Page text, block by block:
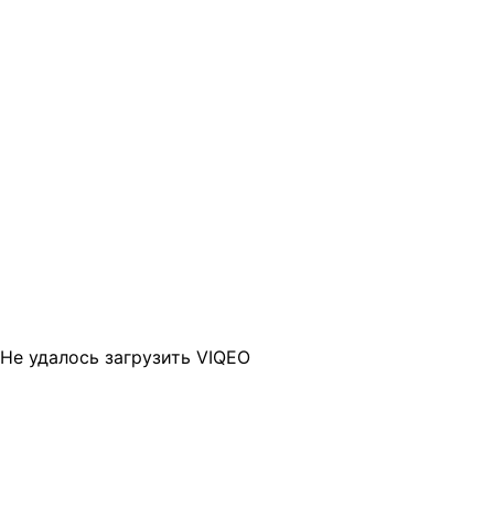
Не удалось загрузить VIQEO